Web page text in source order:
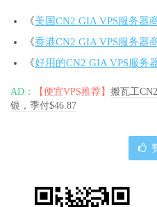
《美国CN2 GIA VPS服务器
《香港CN2 GIA VPS服务器
《好用的CN2 GIA VPS服务
AD： 【便宜VPS推荐】 搬瓦工
银，季付$46.87